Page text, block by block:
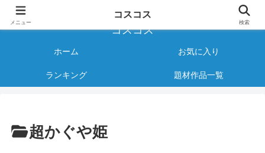
様々なジャンルのコスプレAVをご紹介する情報サイト
コスコス
ホーム お気に入り
ランキング 題材作品一覧
超かぐや姫
メニュー
コスコス
検索